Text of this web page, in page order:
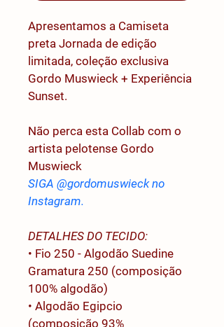
Apresentamos a Camiseta
preta Jornada de edição
limitada, coleção exclusiva
Gordo Muswieck + Experiência
Sunset.
Não perca esta Collab com o
artista pelotense Gordo
Muswieck
SIGA @gordomuswieck no
Instagram.
DETALHES DO TECIDO:
• Fio 250 - Algodão Suedine
Gramatura 250 (composição
100% algodão)
• Algodão Egipcio
(composição 93%